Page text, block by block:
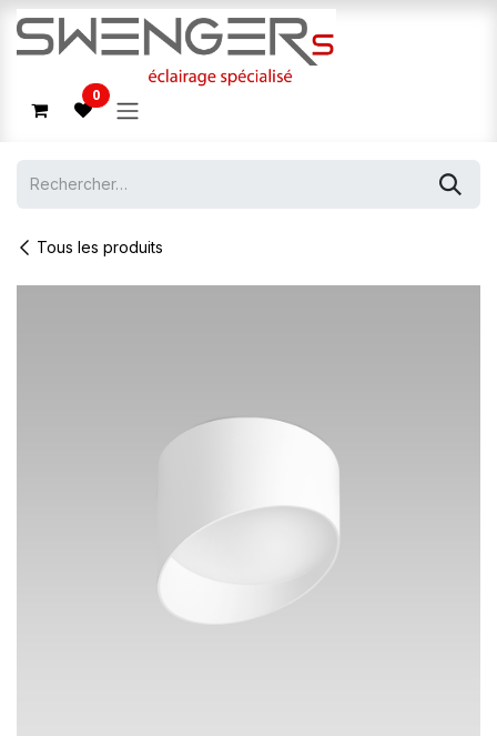
Se rendre au contenu
0
Tous les produits